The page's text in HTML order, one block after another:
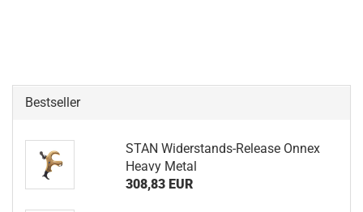
Bestseller
STAN Widerstands-Release Onnex
Heavy Metal
308,83 EUR